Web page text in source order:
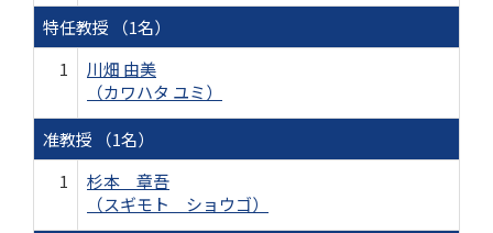
特任教授 （1名）
1
川畑 由美
（カワハタ ユミ）
准教授 （1名）
1
杉本 章吾
（スギモト ショウゴ）